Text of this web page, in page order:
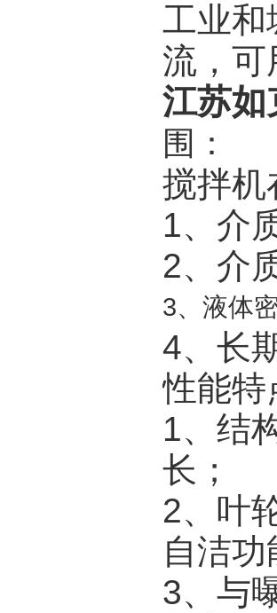
工业和
流，可
江苏如
围：
搅拌机
1、介
2、介
3、液体
4、长
性能特
1、结
长；
2、叶
自洁
3、与